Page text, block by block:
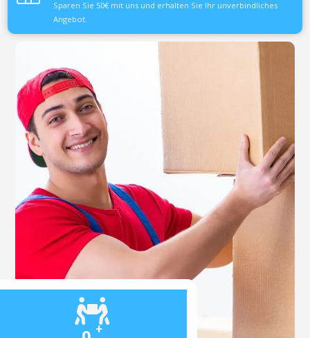
+
Sparen Sie 50€ mit uns und erhalten Sie Ihr unverbindliches
Angebot.